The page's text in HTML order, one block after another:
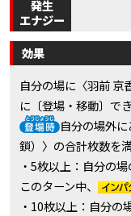
発生
エナジー
効果
自分の場に〈羽前 京
に〔登場・移動〕でき
自分の場外
鎖）〉の合計枚数を
・5枚以上：自分の
このターン中、
・10枚以上：自分の